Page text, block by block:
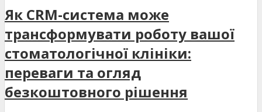
Як CRM-система може
трансформувати роботу вашої
стоматологічної клініки:
переваги та огляд
безкоштовного рішення